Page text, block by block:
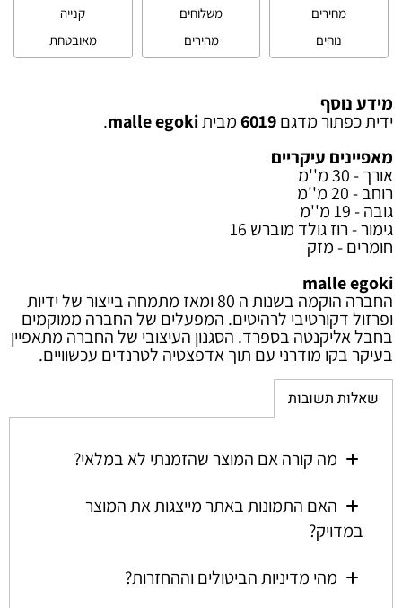
מחירים
נוחים
משלוחים
מהירים
קנייה
מאובטחת
מידע נוסף
ידית כפתור מדגם מביתmalle egoki
.
מאפיינים עיקריים
אורך - 30 מ''מ
רוחב - 20 מ''מ
גובה - 19 מ''מ
גימור - רוז גולד מוברש 16
חומרים - מזק
malle egoki
החברה הוקמה בשנות ה 80 ומאז מתמחה בייצור של ידיות
ופרזול דקורטיבי לרהיטים. המפעלים של החברה ממוקמים
בחבל אליקנטה בספרד. הסגנון העיצובי של החברה מתאפיין
בעיקר בקו מודרני עם תוך אדפצטיה לטרנדים עכשוויים.
שאלות תשובות
מה קורה אם המוצר שהזמנתי לא במלאי?
האם התמונות באתר מייצגות את המוצר
במדויק?
מהי מדיניות הביטולים וההחזרות?